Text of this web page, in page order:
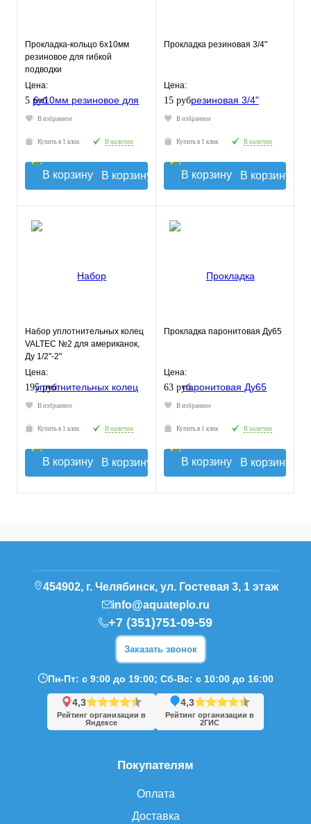
Прокладка-кольцо 6х10мм
резиновое для гибкой
подводки
Цена:
5 руб.
В избранное
Купить в 1 клик В наличии
В корзину
Прокладка резиновая 3/4"
Цена:
15 руб.
В избранное
Купить в 1 клик В наличии
В корзину
Набор уплотнительных колец
VALTEC №2 для американок,
Ду 1/2"-2"
Цена:
195 руб.
В избранное
Купить в 1 клик В наличии
В корзину
Прокладка паронитовая Ду65
Цена:
63 руб.
В избранное
Купить в 1 клик В наличии
В корзину
Покупателям
Оплата
Доставка
454902, г. Челябинск, ул. Гостевая 3, 1 этаж
info@aquateplo.ru
+7 (351)751-09-59
Заказать звонок
Пн-Пт: с 9:00 до 19:00; Сб-Вс: с 10:00 до 16:00
4,3
Рейтинг организации в
Яндексе
4,3
Рейтинг организации в
2ГИС